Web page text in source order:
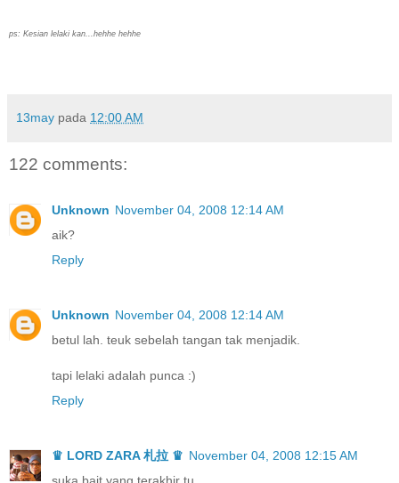
ps: Kesian lelaki kan...hehhe hehhe
13may pada 12:00 AM
122 comments:
Unknown November 04, 2008 12:14 AM
aik?
Reply
Unknown November 04, 2008 12:14 AM
betul lah. teuk sebelah tangan tak menjadik.
tapi lelaki adalah punca :)
Reply
♛ LORD ZARA 札拉 ♛ November 04, 2008 12:15 AM